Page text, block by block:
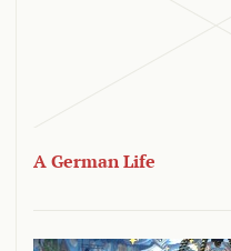
A German Life